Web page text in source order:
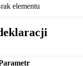
elementu